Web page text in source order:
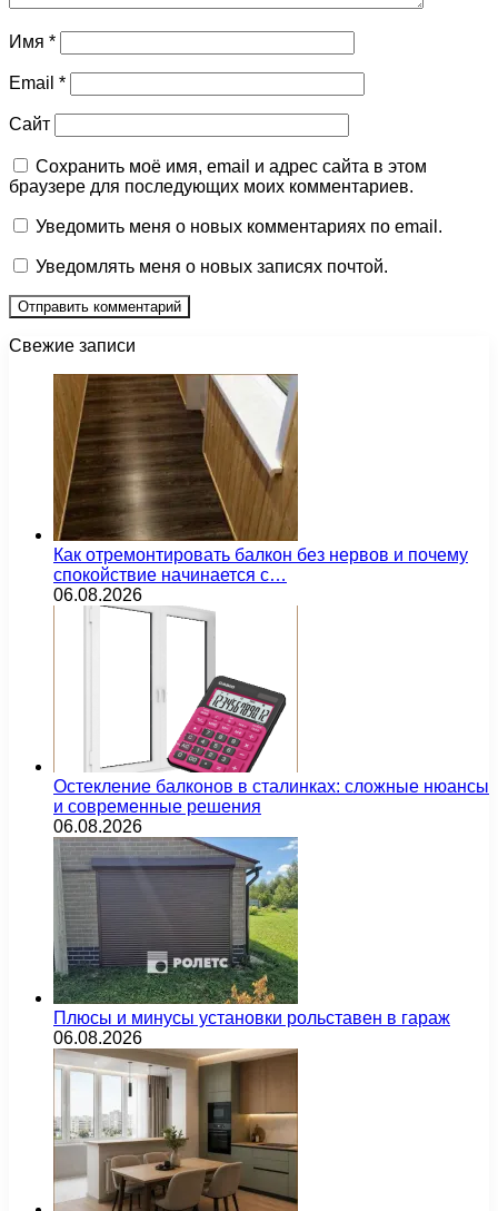
Имя *
Email *
Сайт
Сохранить моё имя, email и адрес сайта в этом
браузере для последующих моих комментариев.
Уведомить меня о новых комментариях по email.
Уведомлять меня о новых записях почтой.
Свежие записи
Как отремонтировать балкон без нервов и почему
спокойствие начинается с…
06.08.2026
Остекление балконов в сталинках: сложные нюансы
и современные решения
06.08.2026
Плюсы и минусы установки рольставен в гараж
06.08.2026